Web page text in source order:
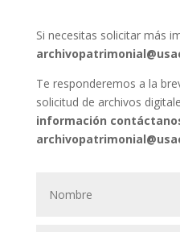
Si necesitas solicitar más
Te responderemos a la
solicitud de archivos
información